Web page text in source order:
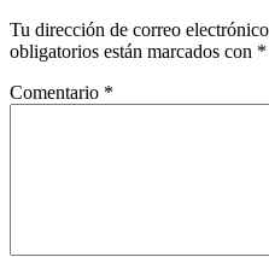
Tu dirección de correo
obligatorios están marcados con *
Comentario *